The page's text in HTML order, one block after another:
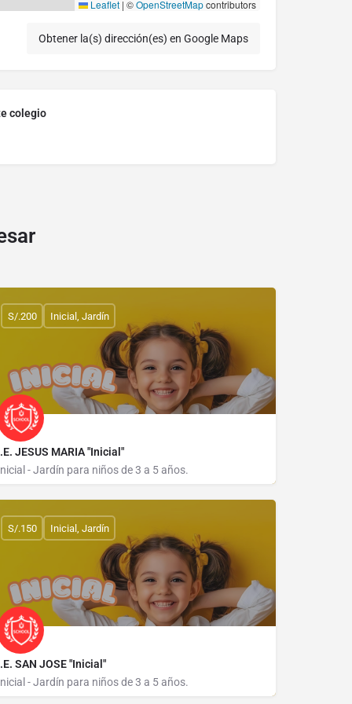
Leaflet | ©OpenStreetMapcontributors
Obtener la(s) dirección(es) en Google Maps
colegio
JESUS MARIA "Inicial"
- Jardín para niños de 3 a 5 años.
S/.200 Inicial, Jardín
SAN JOSE "Inicial"
- Jardín para niños de 3 a 5 años.
S/.150 Inicial, Jardín